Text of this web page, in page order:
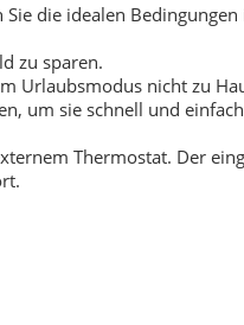
die idealen
zu sparen.
Urlaubsmodus nicht zu
um sie schnell und
Thermostat. Der